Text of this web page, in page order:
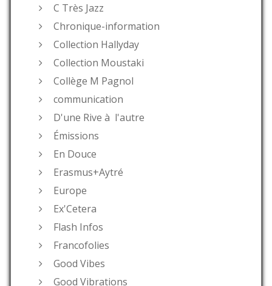
C Très Jazz
Chronique-information
Collection Hallyday
Collection Moustaki
Collège M Pagnol
communication
D'une Rive à l'autre
Émissions
En Douce
Erasmus+Aytré
Europe
Ex'Cetera
Flash Infos
Francofolies
Good Vibes
Good Vibrations